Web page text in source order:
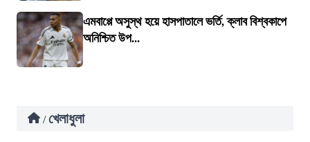
এমবাপ্পে অসুস্থ হয়ে হাসপাতালে ভর্তি, ক্লাব বিশ্বকাপে
অনিশ্চিত উপ...
/ খেলাধুলা